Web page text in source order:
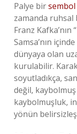
Palye birsembol
zamanda
Franz
Samsa’nın
dünyaya olan
kurulabilir.
soyutladıkça,
değil,
kaybolmuşluk,
yönün